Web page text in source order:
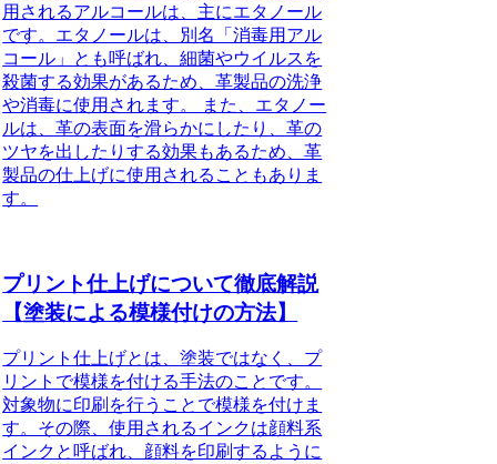
用されるアルコールは、主にエタノール
です。エタノールは、別名「消毒用アル
コール」とも呼ばれ、細菌やウイルスを
殺菌する効果があるため、革製品の洗浄
や消毒に使用されます。 また、エタノー
ルは、革の表面を滑らかにしたり、革の
ツヤを出したりする効果もあるため、革
製品の仕上げに使用されることもありま
す。
プリント仕上げについて徹底解説
【塗装による模様付けの方法】
プリント仕上げとは、塗装ではなく、プ
リントで模様を付ける手法のことです。
対象物に印刷を行うことで模様を付けま
す。その際、使用されるインクは顔料系
インクと呼ばれ、顔料を印刷するように